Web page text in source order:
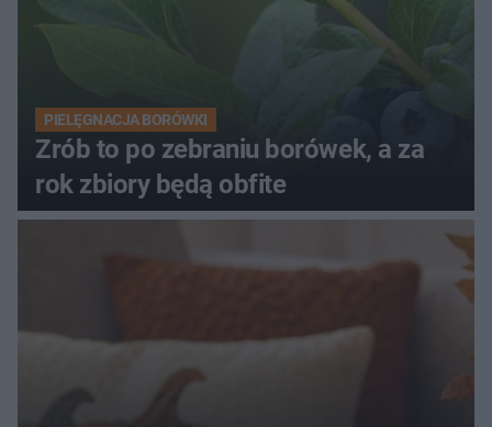
PIELĘGNACJA BORÓWKI
Zrób to po zebraniu borówek, a za
rok zbiory będą obfite